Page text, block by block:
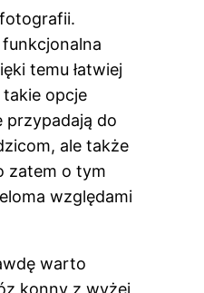
temu łatwiej
opcje
do
ale także
zatem o tym
względami
warto
konny z wyżej